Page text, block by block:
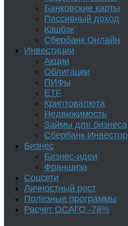
Банковские карты
Пассивный доход
Кэшбэк
Сбербанк Онлайн
Инвестиции
Акции
Облигации
ПИФы
ETF
Криптовалюта
Недвижимость
Займы для бизнеса
Сбербанк Инвестор
Бизнес
Бизнес-идеи
Франшиза
Соцсети
Личностный рост
Полезные программы
Расчет ОСАГО -78%